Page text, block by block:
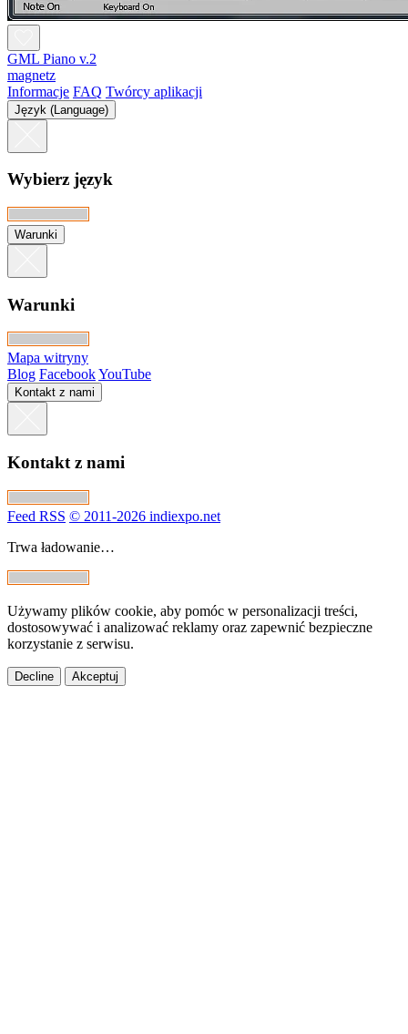
GML Piano v.2
magnetz
Informacje FAQ Twórcy aplikacji
Język (Language)
Wybierz język
Warunki
Warunki
Mapa witryny
Blog FacebookYouTube
Kontakt z nami
Kontakt z nami
Feed RSS © 2011-2026 indiexpo.net
Trwa ładowanie…
Używamy plików cookie, aby pomóc w personalizacji treści,
dostosowywać i analizować reklamy oraz zapewnić bezpieczne
korzystanie z serwisu.
Decline Akceptuj